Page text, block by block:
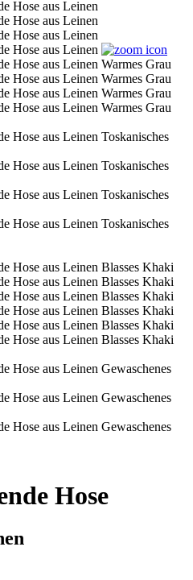
Hose